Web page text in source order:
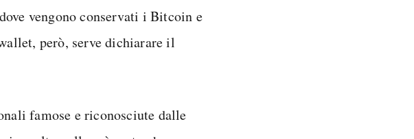
dove vengono conservati i Bitcoin e
però, serve dichiarare il
famose e riconosciute dalle